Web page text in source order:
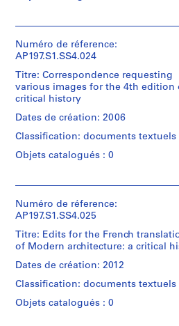
t
o
r
y
1
9
6
9
0
,
2
0
1
021
de
Kenneth
Numéro
de
chemise:
010-
022
fonds
Centre
Canadien
d'Architecture/
Canadian
Centre
Architecture,
Montréal;
of
Don
de
Frampton
Numéro
chemise:
197-
010-
Collation:
1
document
Mention
de
Kenneth
Frampton
fonds
Centre
d'Architecture/
Canadian
Centre
for
Montréal;
Gift
Kenneth
institutions:
Kenneth
(archive
creator)
Quantité
Type
d’objet:
Collation:
1
document
Mention
crédit:
Kenneth
Frampton
Numéro de réference:
AP197.S1.SS4.024
Titre: Correspondence requesting
various images for the 4th edition
critical history
Dates de création: 2006
Classification: documents textuels
Objets catalogués : 0
institutions:
Kenneth
(archive
creator)
/
Type
Numéro de réference:
AP197.S1.SS4.025
Titre: Edits for the French
of Modern architecture: a critical
Dates de création: 2012
Classification: documents textuels
Objets catalogués : 0